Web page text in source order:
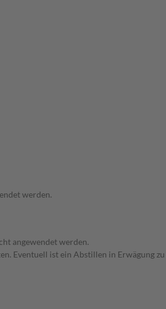
werden.
angewendet werden.
Eventuell ist ein Abstillen in Erwägung zu